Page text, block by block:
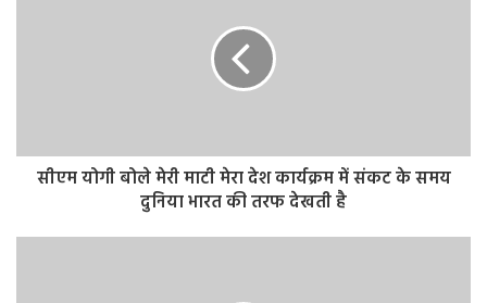
भागीदारी ओबीसी की है, उतनी और किसी की नहीं है। यह सच्चाई आप
नहीं बताना चाहते हो। आज ओबीसी को ठगा जा रहा है, देश की 50
प्रतिशत आबादी ओबीसी वर्ग की है, लेकिन उनको बजट में पांच
कराएंगे, वहीं छत्तीसगढ़ में सरकार बनते ही जातिगत सर्वे कराया
जाएगा।
आपको बता दें राहुल गांधी ने आदिवासियों को लेकर कांग्रेस और
सीएम योगी बोले मेरी माटी मेरा देश कार्यक्रम में संकट के समय
दुनिया भारत की तरफ देखती है